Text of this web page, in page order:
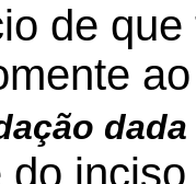
de
do